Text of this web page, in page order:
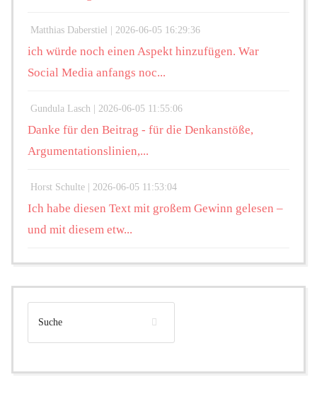
Matthias Daberstiel | 2026-06-05 16:29:36
ich würde noch einen Aspekt hinzufügen. War
Social Media anfangs noc...
Gundula Lasch | 2026-06-05 11:55:06
Danke für den Beitrag - für die Denkanstöße,
Argumentationslinien,...
Horst Schulte | 2026-06-05 11:53:04
Ich habe diesen Text mit großem Gewinn gelesen –
und mit diesem etw...